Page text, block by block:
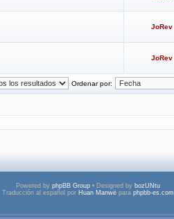
JoRev
JoRev
Ordenar por:
Powered by phpBB Group • Designed by bozUNtu
Traducción al español por Huan Manwë para phpbb-es.com